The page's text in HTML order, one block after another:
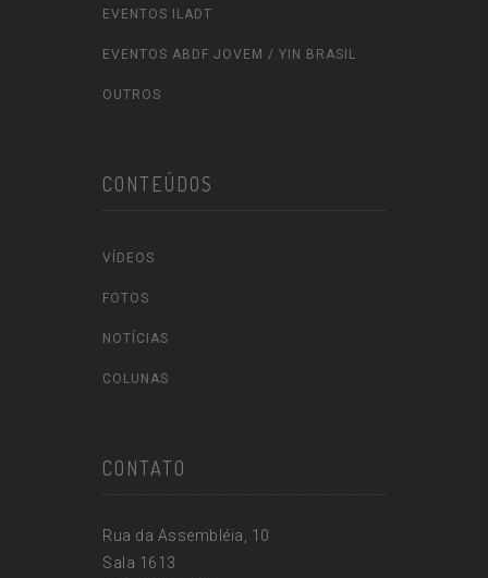
EVENTOS ILADT
EVENTOS ABDF JOVEM / YIN BRASIL
OUTROS
CONTEÚDOS
VÍDEOS
FOTOS
NOTÍCIAS
COLUNAS
CONTATO
Rua da Assembléia, 10
Sala 1613